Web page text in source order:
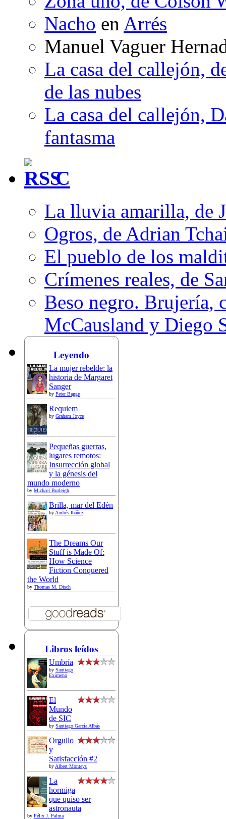
Nacho en Arrés
Manuel Vaguer
La casa del callejón,
de las nubes
La casa del callejón,
fantasma
C
La lluvia amarilla, de
Ogros, de Adrian
El pueblo de los
Crímenes reales, de
Beso negro. Brujería,
McCausland y Diego
Leyendo
La mujer rebelde: la
historia de Margaret
Sanger
by Peter Bagge
Requiem
by Graham Joyce
Pequeñas guerras,
lugares remotos:
Insurrección global
y la génesis del
mundo moderno
by Michael Burleigh
Brilla, mar del Edén
by Andrés Ibáñez
The Dreams Our
Stuff is Made Of:
How Science
Fiction Conquered
the World
by Thomas M. Disch
Libros leídos
Umbría
by Santiago
Eximeno
El
Mundo
de SIC
by Santiago García Albás
Orgullo
y
Satisfacción #2
by Albert Monteys
La
hormiga
que quiso ser
astronauta
by Félix J. Palma